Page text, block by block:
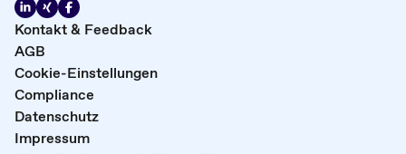
Kontakt & Feedback
AGB
Cookie-Einstellungen
Compliance
Datenschutz
Impressum